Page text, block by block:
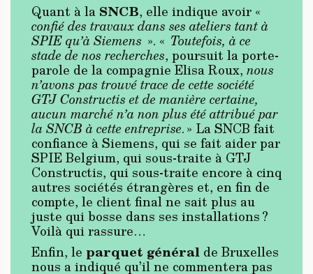
Quant à la SNCB, elle indique avoir «
confié des travaux dans ses ateliers tant à
SPIE qu’à Siemens ». « Toutefois, à ce
stade de nos recherches, poursuit la porte-
parole de la compagnie Elisa Roux, nous
n’avons pas trouvé trace de cette société
GTJ Constructis et de manière certaine,
aucun marché n’a non plus été attribué par
la SNCB à cette entreprise. » La SNCB fait
confiance à Siemens, qui se fait aider par
SPIE Belgium, qui sous-traite à GTJ
Constructis, qui sous-traite encore à cinq
autres sociétés étrangères et, en fin de
compte, le client final ne sait plus au
juste qui bosse dans ses installations ?
Voilà qui rassure…
Enfin, le parquet général de Bruxelles
nous a indiqué qu’il ne commentera pas